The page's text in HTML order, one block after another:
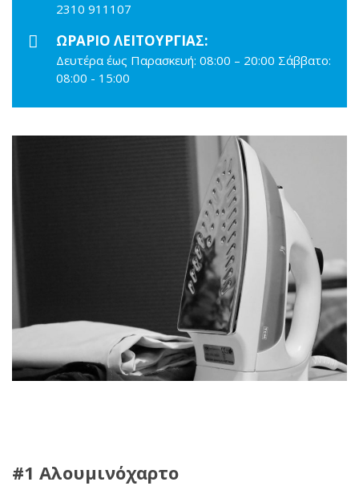
2310 911107
ΩΡΆΡΙΟ ΛΕΙΤΟΥΡΓΊΑΣ:
Δευτέρα έως Παρασκευή: 08:00 – 20:00 Σάββατο:
08:00 - 15:00
#1 Αλουμινόχαρτο